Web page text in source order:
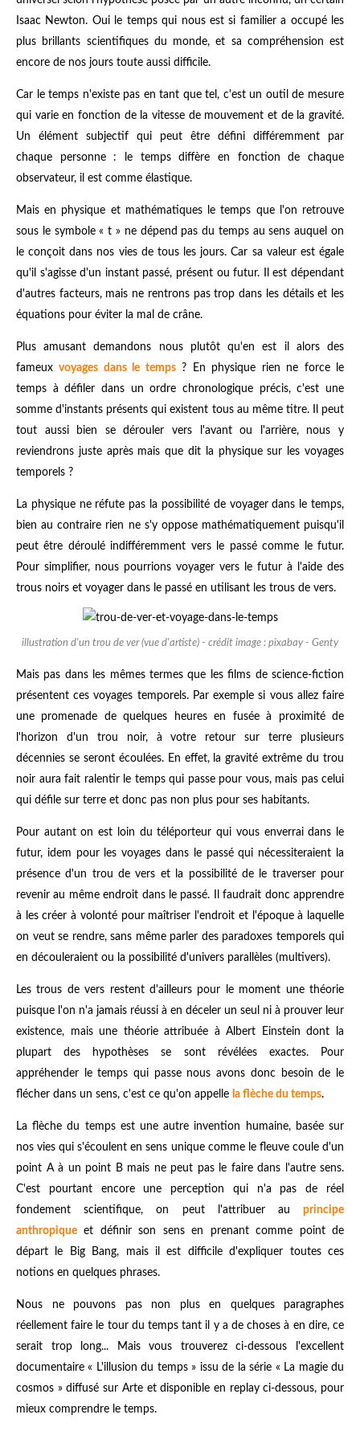
Isaac Newton. Oui le temps qui nous est si familier a occupé les
plus brillants scientifiques du monde, et sa compréhension est
encore de nos jours toute aussi difficile.
Car le temps n'existe pas en tant que tel, c'est un outil de mesure
qui varie en fonction de la vitesse de mouvement et de la gravité.
Un élément subjectif qui peut être défini différemment par
chaque personne : le temps diffère en fonction de chaque
observateur, il est comme élastique.
Mais en physique et mathématiques le temps que l'on retrouve
sous le symbole « t » ne dépend pas du temps au sens auquel on
le conçoit dans nos vies de tous les jours. Car sa valeur est égale
qu'il s'agisse d'un instant passé, présent ou futur. Il est dépendant
d'autres facteurs, mais ne rentrons pas trop dans les détails et les
équations pour éviter la mal de crâne.
Plus amusant demandons nous plutôt qu'en est il alors des
fameuxvoyages dans le temps? En physique rien ne force le
temps à défiler dans un ordre chronologique précis, c'est une
somme d'instants présents qui existent tous au même titre. Il peut
tout aussi bien se dérouler vers l'avant ou l'arrière, nous y
reviendrons juste après mais que dit la physique sur les voyages
temporels ?
La physique ne réfute pas la possibilité de voyager dans le temps,
bien au contraire rien ne s'y oppose mathématiquement puisqu'il
peut être déroulé indifféremment vers le passé comme le futur.
Pour simplifier, nous pourrions voyager vers le futur à l'aide des
trous noirs et voyager dans le passé en utilisant les trous de vers.
illustration d'un trou de ver (vue d'artiste) - crédit image : pixabay - Genty
Mais pas dans les mêmes termes que les films de science-fiction
présentent ces voyages temporels. Par exemple si vous allez faire
une promenade de quelques heures en fusée à proximité de
l'horizon d'un trou noir, à votre retour sur terre plusieurs
décennies se seront écoulées. En effet, la gravité extrême du trou
noir aura fait ralentir le temps qui passe pour vous, mais pas celui
qui défile sur terre et donc pas non plus pour ses habitants.
Pour autant on est loin du téléporteur qui vous enverrai dans le
futur, idem pour les voyages dans le passé qui nécessiteraient la
présence d'un trou de vers et la possibilité de le traverser pour
revenir au même endroit dans le passé. Il faudrait donc apprendre
à les créer à volonté pour maîtriser l'endroit et l'époque à laquelle
on veut se rendre, sans même parler des paradoxes temporels qui
en découleraient ou la possibilité d'univers parallèles (multivers).
Les trous de vers restent d'ailleurs pour le moment une théorie
puisque l'on n'a jamais réussi à en déceler un seul ni à prouver leur
existence, mais une théorie attribuée à Albert Einstein dont la
plupart des hypothèses se sont révélées exactes. Pour
appréhender le temps qui passe nous avons donc besoin de le
flécher dans un sens, c'est ce qu'on appelle la flèche du temps.
La flèche du temps est une autre invention humaine, basée sur
nos vies qui s'écoulent en sens unique comme le fleuve coule d'un
point A à un point B mais ne peut pas le faire dans l'autre sens.
C'est pourtant encore une perception qui n'a pas de réel
fondement scientifique, on peut l'attribuer au principe
anthropique et définir son sens en prenant comme point de
départ le Big Bang, mais il est difficile d'expliquer toutes ces
notions en quelques phrases.
Nous ne pouvons pas non plus en quelques paragraphes
réellement faire le tour du temps tant il y a de choses à en dire, ce
serait trop long... Mais vous trouverez ci-dessous l'excellent
documentaire « L'illusion du temps » issu de la série « La magie du
cosmos » diffusé sur Arte et disponible en replay ci-dessous, pour
mieux comprendre le temps.